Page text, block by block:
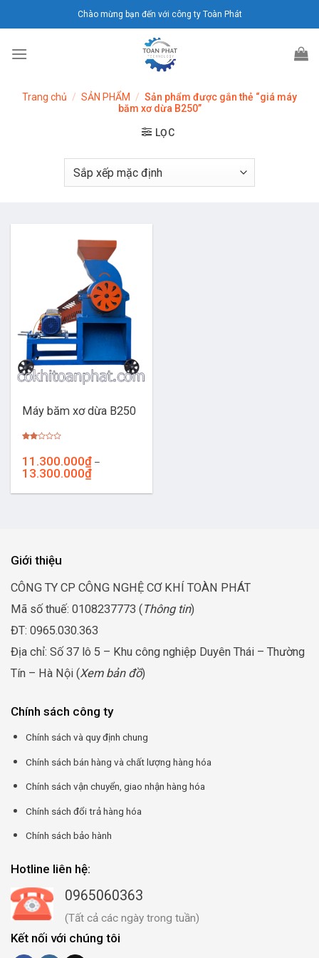
đến
dung
Chào mừng bạn đến với công ty Toàn Phát
Trang chủ / SẢN PHẨM / Sản phẩm được gắn thẻ “giá máy
băm xơ dừa B250”
LỌC
Máy băm xơ dừa B250
xếp
hạng
2.00
5
11.300.000₫ –
13.300.000₫Khoảng
Giới thiệu
CÔNG TY CP CÔNG NGHỆ CƠ KHÍ TOÀN PHÁT
Mã số thuế: 0108237773 (Thông tin)
ĐT: 0965.030.363
Địa chỉ: Số 37 lô 5 – Khu công nghiệp Duyên Thái – Thường
Tín – Hà Nội (Xem bản đồ)
Chính sách công ty
Chính sách và quy định chung
Chính sách bán hàng và chất lượng hàng hóa
Chính sách vận chuyển, giao nhận hàng hóa
Chính sách đổi trả hàng hóa
Chính sách bảo hành
Hotline liên hệ:
0965060363
(Tất cả các ngày trong tuần)
Kết nối với chúng tôi